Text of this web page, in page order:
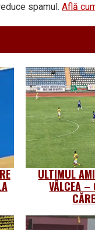
spamul. Află
ULTIMUL
VÂLCEA –